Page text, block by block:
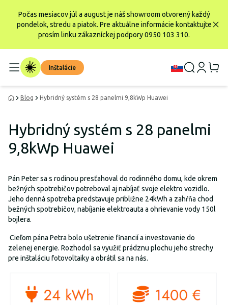
Počas mesiacov júl a august je náš showroom otvorený každý
pondelok, stredu a piatok. Pre aktuálne informácie kontaktujte
prosím linku zákazníckej podpory 0950 103 310.
Inštalácie
Blog Hybridný systém s 28 panelmi 9,8kWp Huawei
Hybridný systém s 28 panelmi
9,8kWp Huawei
Pán Peter sa s rodinou presťahoval do rodinného domu, kde okrem
bežných spotrebičov potreboval aj nabíjať svoje elektro vozidlo.
Jeho denná spotreba predstavuje približne 24kWh a zahŕňa chod
bežných spotrebičov, nabíjanie elektroauta a ohrievanie vody 150l
bojlera.
Cieľom pána Petra bolo ušetrenie financií a investovanie do
zelenej energie. Rozhodol sa využiť prádznu plochu jeho strechy
pre inštaláciu fotovoltaiky a obrátil sa na nás.